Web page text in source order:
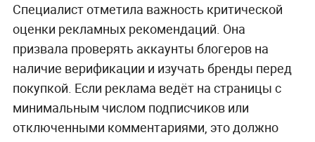
Специалист отметила важность критической
оценки рекламных рекомендаций. Она
призвала проверять аккаунты блогеров на
наличие верификации и изучать бренды перед
покупкой. Если реклама ведёт на страницы с
минимальным числом подписчиков или
отключенными комментариями, это должно